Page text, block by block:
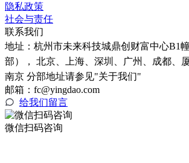
隐私政策
社会与责任
联系我们
地址： 杭州市未来科技城鼎创财富中心B1
部）， 北京、上海、深圳、广州、成都、厦
南京 分部地址请参见"关于我们"
邮箱：fc@yingdao.com
给我们留言
微信扫码咨询